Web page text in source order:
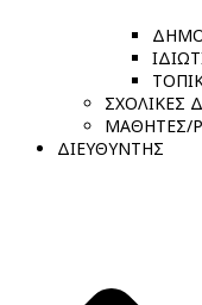
ΣΧΟΛΙΚΕΣ
ΜΑΘΗΤΕΣ/
ΔΙΕΥΘΥΝΤΗΣ